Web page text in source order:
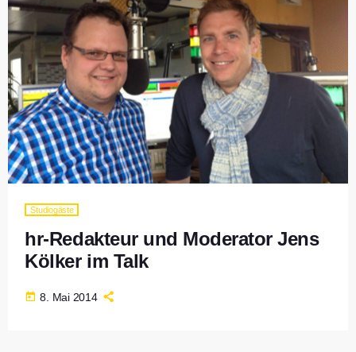
Studiogäste
hr-Redakteur und Moderator Jens
Kölker im Talk
today 8. Mai 2014